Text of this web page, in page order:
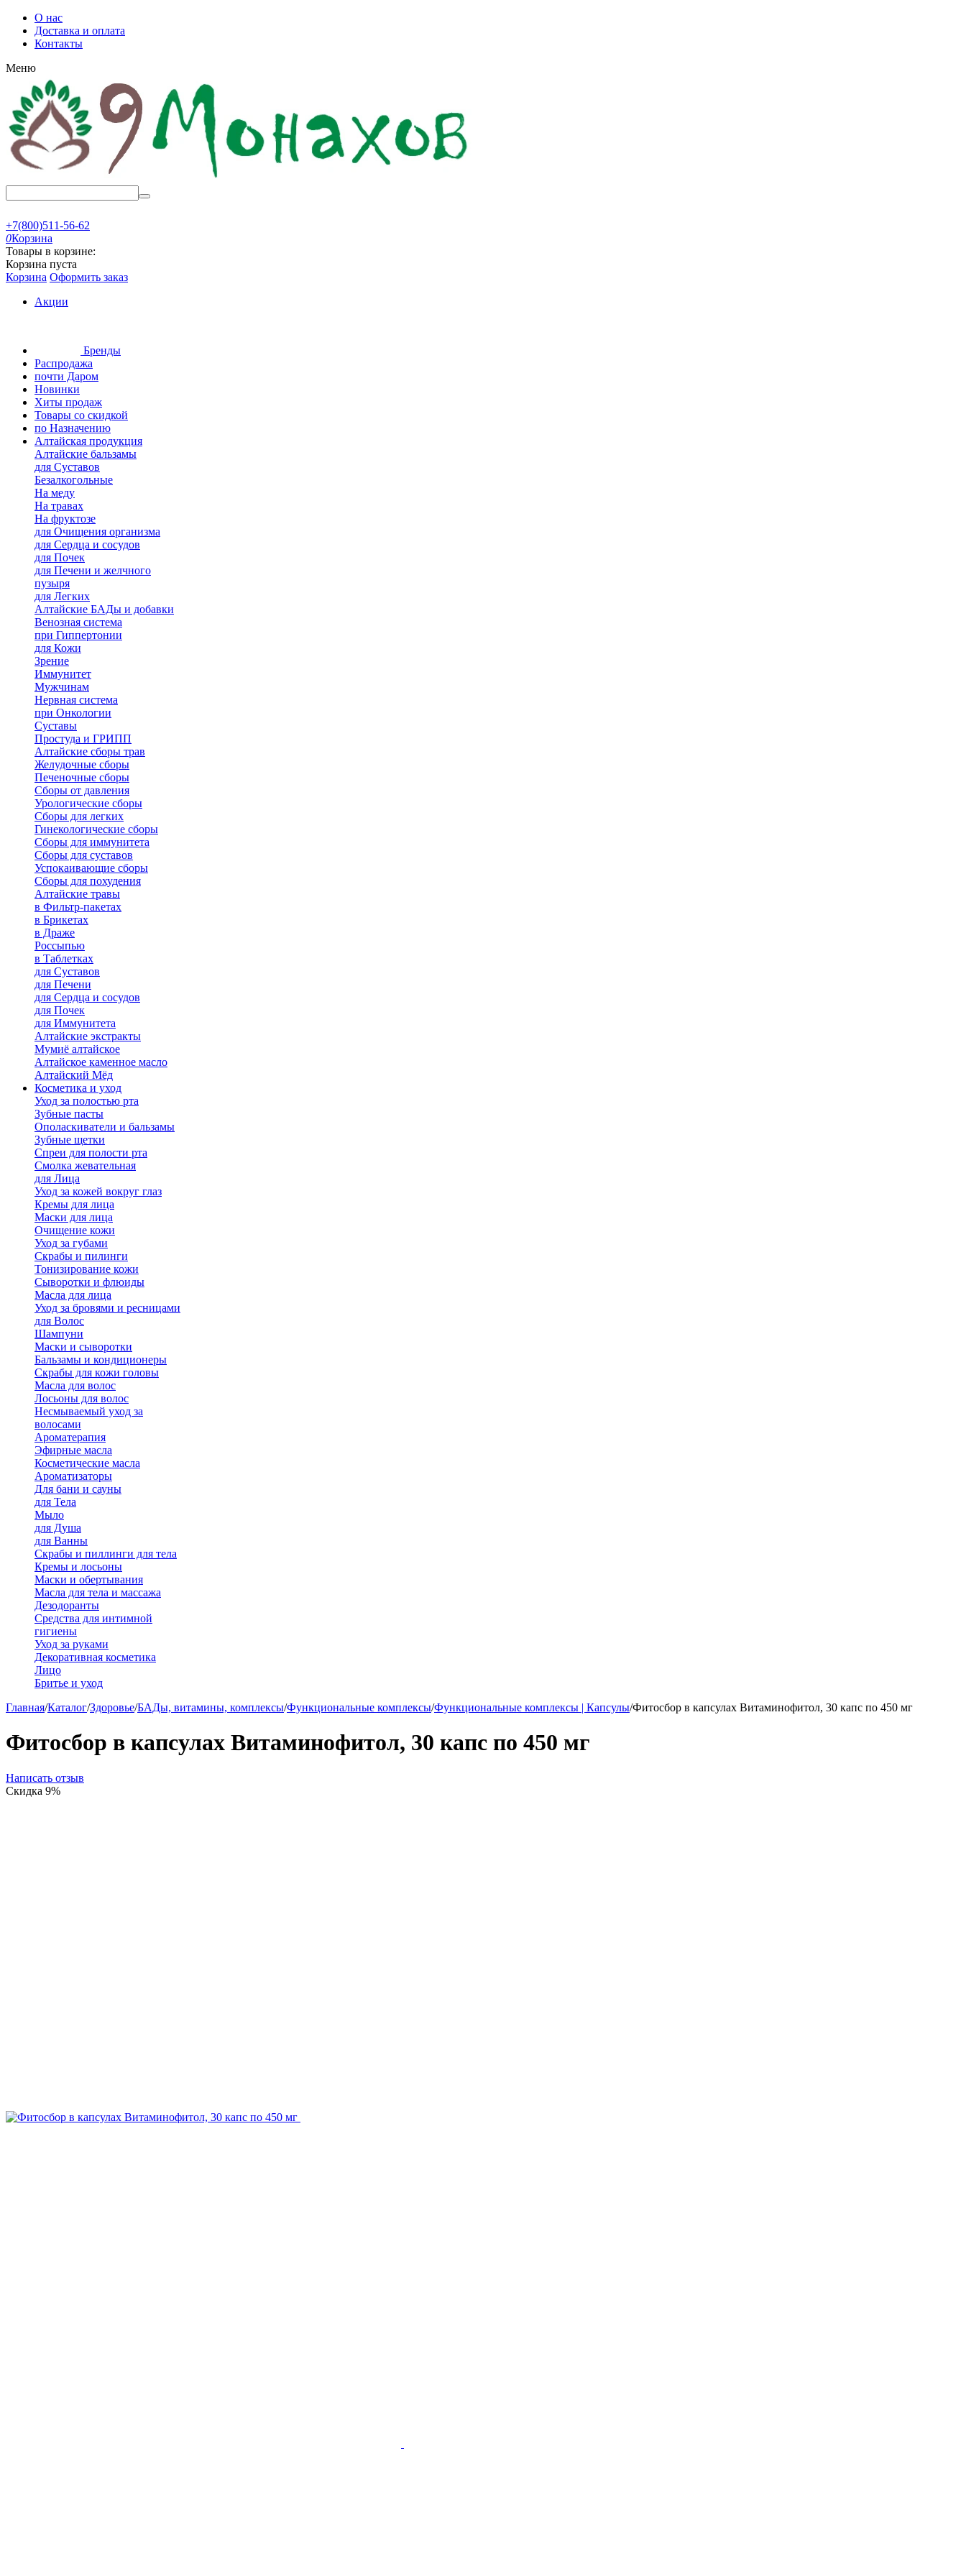
О нас
Доставка и оплата
Контакты
Меню
+7(800)511-56-62
0Корзина
Товары в корзине:
Корзина пуста
Корзина Оформить заказ
Акции
Бренды
Распродажа
почти Даром
Новинки
Хиты продаж
Товары со скидкой
по Назначению
Алтайская продукция
Алтайские бальзамы
для Суставов
Безалкогольные
На меду
На травах
На фруктозе
для Очищения организма
для Сердца и сосудов
для Почек
для Печени и желчного
пузыря
для Легких
Алтайские БАДы и добавки
Венозная система
при Гиппертонии
для Кожи
Зрение
Иммунитет
Мужчинам
Нервная система
при Онкологии
Суставы
Простуда и ГРИПП
Алтайские сборы трав
Желудочные сборы
Печеночные сборы
Сборы от давления
Урологические сборы
Сборы для легких
Гинекологические сборы
Сборы для иммунитета
Сборы для суставов
Успокаивающие сборы
Сборы для похудения
Алтайские травы
в Фильтр-пакетах
в Брикетах
в Драже
Россыпью
в Таблетках
для Cуставов
для Печени
для Сердца и сосудов
для Почек
для Иммунитета
Алтайские экстракты
Мумиё алтайское
Алтайское каменное масло
Алтайский Мёд
Косметика и уход
Уход за полостью рта
Зубные пасты
Ополаскиватели и бальзамы
Зубные щетки
Спреи для полости рта
Смолка жевательная
для Лица
Уход за кожей вокруг глаз
Кремы для лица
Маски для лица
Очищение кожи
Уход за губами
Скрабы и пилинги
Тонизирование кожи
Сыворотки и флюиды
Масла для лица
Уход за бровями и ресницами
для Волос
Шампуни
Маски и сыворотки
Бальзамы и кондиционеры
Скрабы для кожи головы
Масла для волос
Лосьоны для волос
Несмываемый уход за
волосами
Ароматерапия
Эфирные масла
Косметические масла
Ароматизаторы
Для бани и сауны
для Тела
Мыло
для Душа
для Ванны
Скрабы и пиллинги для тела
Кремы и лосьоны
Маски и обертывания
Масла для тела и массажа
Дезодоранты
Средства для интимной
гигиены
Уход за руками
Декоративная косметика
Лицо
Бритье и уход
Главная/Каталог/Здоровье/БАДы, витамины, комплексы/Функциональные комплексы/Функциональные комплексы | Капсулы/Фитосбор в капсулах Витаминофитол, 30 капс по 450 мг
Фитосбор в капсулах Витаминофитол, 30 капс по 450 мг
Написать отзыв
Скидка 9%